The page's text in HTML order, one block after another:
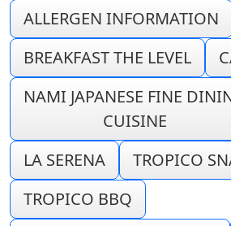
ALLERGEN INFORMATION
BREAKFAST THE LEVEL
NAMI JAPANESE FINE
CUISINE
LA SERENA
TROPICO
TROPICO BBQ